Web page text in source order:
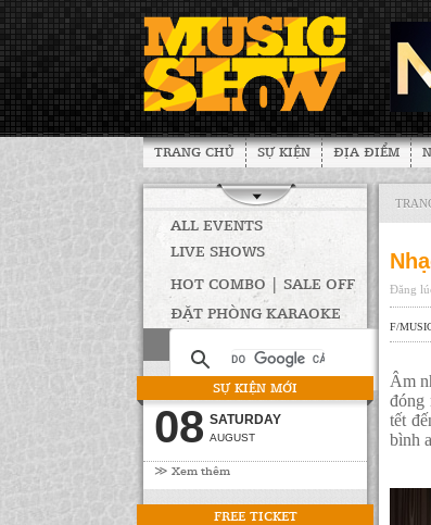
TRANG CHỦ SỰ KIỆN ĐỊA ĐIỂM
ALL EVENTS
LIVE SHOWS
HOT COMBO | SALE OFF
ĐẶT PHÒNG KARAOKE
SỰ KIỆN MỚI
08 SATURDAY
AUGUST
≫ Xem thêm
FREE TICKET
Đăng
F/
Âm
đóng
tết
bình